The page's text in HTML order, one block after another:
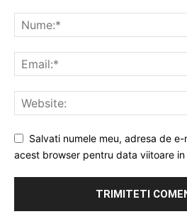
Salvati numele meu, adresa de
acest browser pentru data viitoare in